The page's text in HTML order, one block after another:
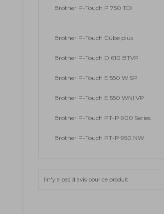
Brother P-Touch P 750 TDI
Brother P-Touch Cube plus
Brother P-Touch D 610 BTVP
Brother P-Touch E 550 W SP
Brother P-Touch E 550 WNI VP
Brother P-Touch PT-P 900 Series
Brother P-Touch PT-P 950 NW
Iln'y a pas d'avis pour ce produit.